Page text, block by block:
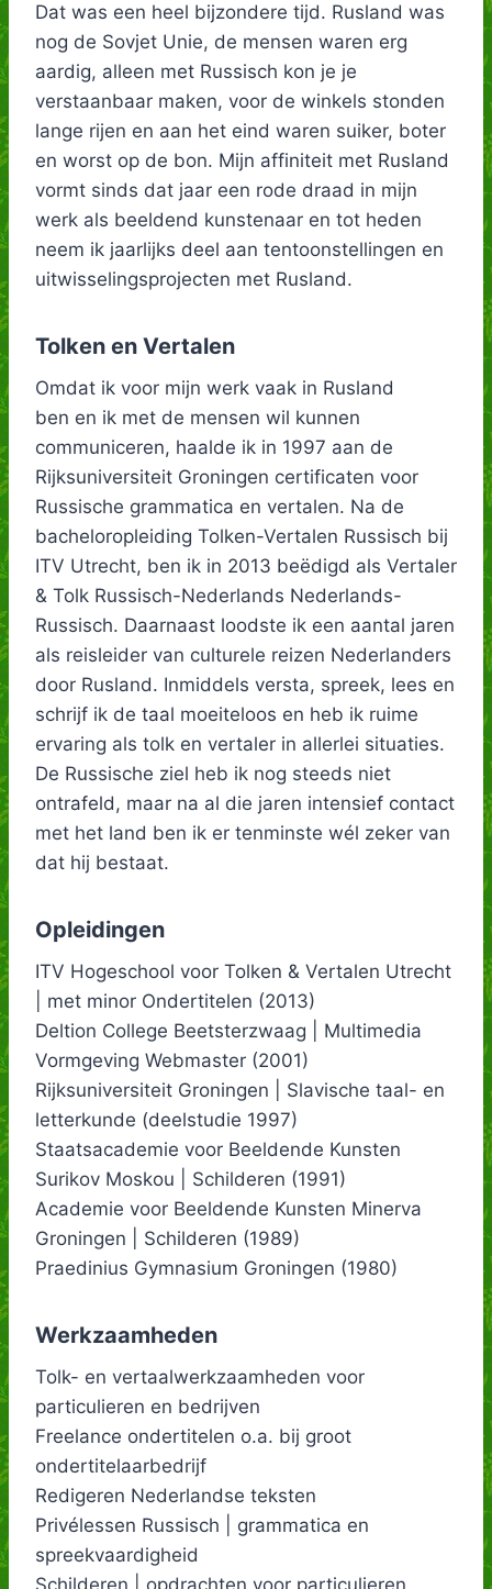
Dat was een heel bijzondere tijd. Rusland was
nog de Sovjet Unie, de mensen waren erg
aardig, alleen met Russisch kon je je
verstaanbaar maken, voor de winkels stonden
lange rijen en aan het eind waren suiker, boter
en worst op de bon. Mijn affiniteit met Rusland
vormt sinds dat jaar een rode draad in mijn
werk als beeldend kunstenaar en tot heden
neem ik jaarlijks deel aan tentoonstellingen en
uitwisselingsprojecten met Rusland.
Tolken en Vertalen
Omdat ik voor mijn werk vaak in Rusland
ben en ik met de mensen wil kunnen
communiceren, haalde ik in 1997 aan de
Rijksuniversiteit Groningen certificaten voor
Russische grammatica en vertalen. Na de
bacheloropleiding Tolken-Vertalen Russisch bij
ITV Utrecht, ben ik in 2013 beëdigd als Vertaler
& Tolk Russisch-Nederlands Nederlands-
Russisch. Daarnaast loodste ik een aantal jaren
als reisleider van culturele reizen Nederlanders
door Rusland. Inmiddels versta, spreek, lees en
schrijf ik de taal moeiteloos en heb ik ruime
ervaring als tolk en vertaler in allerlei situaties.
De Russische ziel heb ik nog steeds niet
ontrafeld, maar na al die jaren intensief contact
met het land ben ik er tenminste wél zeker van
dat hij bestaat.
Opleidingen
ITV Hogeschool voor Tolken & Vertalen Utrecht
| met minor Ondertitelen (2013)
Deltion College Beetsterzwaag | Multimedia
Vormgeving Webmaster (2001)
Rijksuniversiteit Groningen | Slavische taal- en
letterkunde (deelstudie 1997)
Staatsacademie voor Beeldende Kunsten
Surikov Moskou | Schilderen (1991)
Academie voor Beeldende Kunsten Minerva
Groningen | Schilderen (1989)
Praedinius Gymnasium Groningen (1980)
Werkzaamheden
Tolk- en vertaalwerkzaamheden voor
particulieren en bedrijven
Freelance ondertitelen o.a. bij groot
ondertitelaarbedrijf
Redigeren Nederlandse teksten
Privélessen Russisch | grammatica en
spreekvaardigheid
Schilderen | opdrachten voor particulieren,